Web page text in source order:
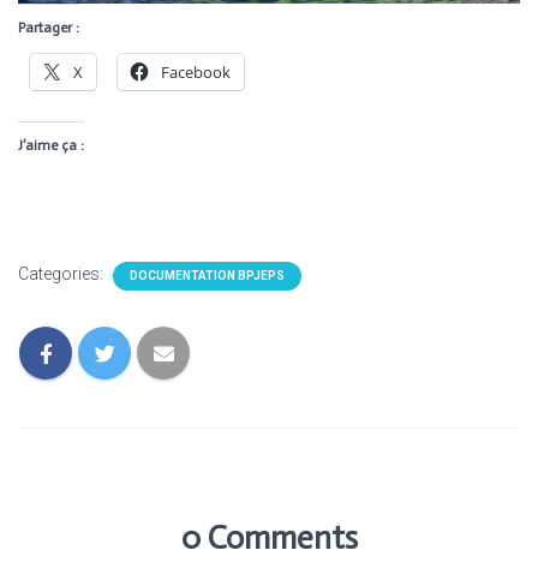
Partager :
X Facebook
J’aime ça :
Categories: DOCUMENTATION BPJEPS
0 Comments